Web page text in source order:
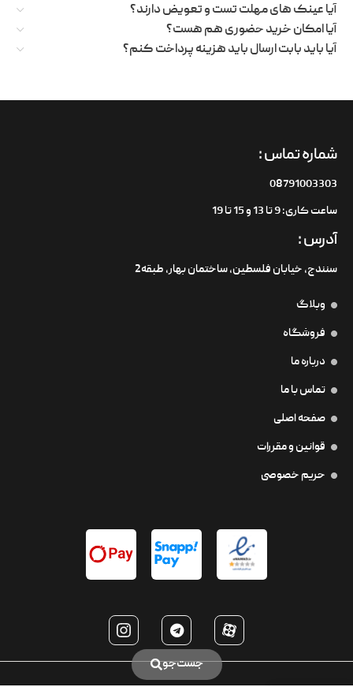
آیا عینک های مهلت تست و تعویض دارند؟
آیا امکان خرید حضوری هم هست؟
آیا باید بابت ارسال باید هزینه پرداخت کنم؟
جست‌جو
شماره تماس :
08791003303
ساعت کاری: 9 تا 13 و 15 تا 19
آدرس :
سنندج، خیابان فلسطین،‌ ساختمان بهار، طبقه2
وبلاگ
فروشگاه
درباره ما
تماس با ما
صفحه اصلی
قوانین و مقررات
حریم خصوصی